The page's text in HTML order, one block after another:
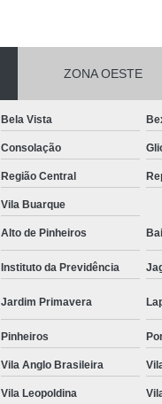
ZONA OESTE
Bela Vista
Consolação
Região Central
Vila Buarque
Alto de Pinheiros
Instituto da Previdência
Jardim Primavera
Pinheiros
Vila Anglo Brasileira
Vila Leopoldina